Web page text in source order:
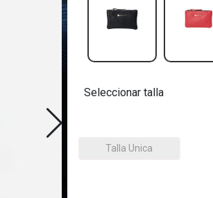
Seleccionar talla
Talla Unica